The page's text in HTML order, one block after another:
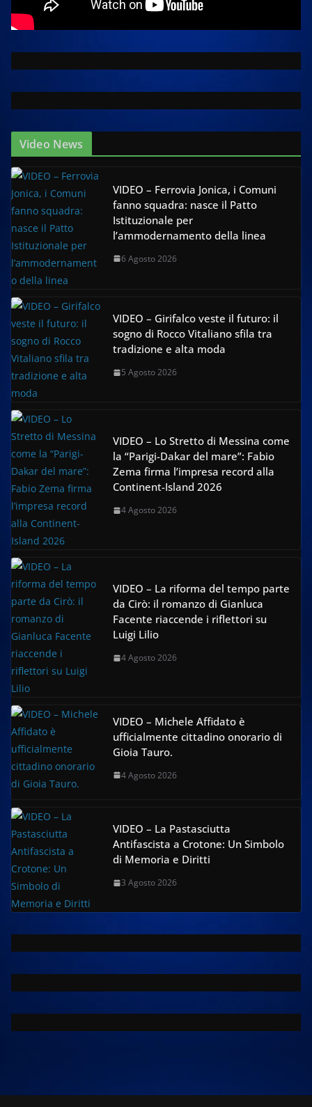
Video News
VIDEO – Ferrovia Jonica, i Comuni
fanno squadra: nasce il Patto
Istituzionale per
l’ammodernamento della linea
6 Agosto 2026
VIDEO – Girifalco veste il futuro: il
sogno di Rocco Vitaliano sfila tra
tradizione e alta moda
5 Agosto 2026
VIDEO – Lo Stretto di Messina come
la “Parigi-Dakar del mare”: Fabio
Zema firma l’impresa record alla
Continent-Island 2026
4 Agosto 2026
VIDEO – La riforma del tempo parte
da Cirò: il romanzo di Gianluca
Facente riaccende i riflettori su
Luigi Lilio
4 Agosto 2026
VIDEO – Michele Affidato è
ufficialmente cittadino onorario di
Gioia Tauro.
4 Agosto 2026
VIDEO – La Pastasciutta
Antifascista a Crotone: Un Simbolo
di Memoria e Diritti
3 Agosto 2026